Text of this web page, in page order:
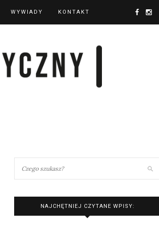
WYWIADY KONTAKT
NAJCHĘTNIEJ CZYTANE WPISY: